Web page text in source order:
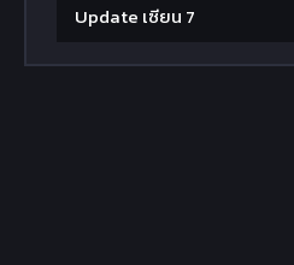
Update เซียน 7